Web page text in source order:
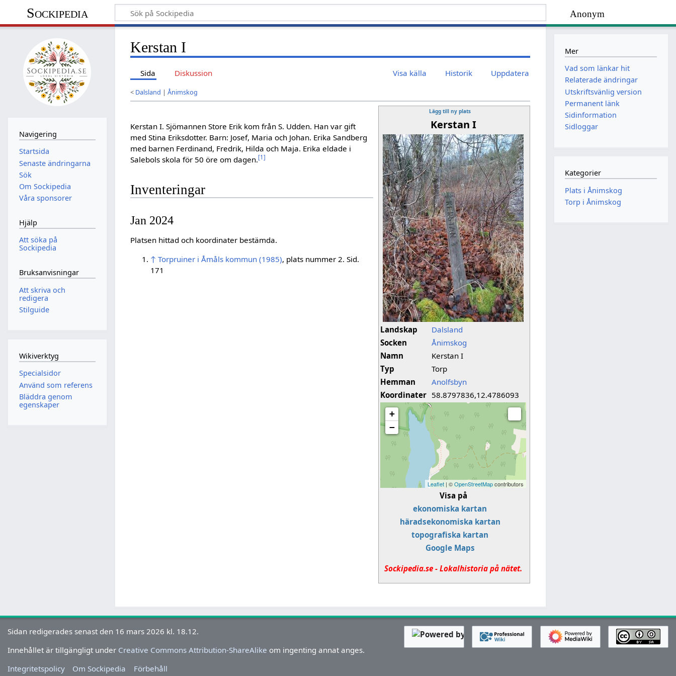
Anonym
Sockipedia
Kerstan I
Sida Diskussion Visa källa Historik Uppdatera
< Dalsland |Ånimskog
Lägg till ny plats
Kerstan I
Landskap
Dalsland
Socken
Ånimskog
Namn
Kerstan I
Typ
Torp
Hemman
Anolfsbyn
Koordinater 58.8797836,12.4786093
+
−
Leaflet | ©OpenStreetMapcontributors
Visa på
ekonomiska kartan
häradsekonomiska kartan
topografiska kartan
Google Maps
Sockipedia.se - Lokalhistoria på nätet.
Kerstan I. Sjömannen Store Erik kom från S. Udden. Han var gift
med Stina Eriksdotter. Barn: Josef, Maria och Johan. Erika Sandberg
med barnen Ferdinand, Fredrik, Hilda och Maja. Erika eldade i
Salebols skola för 50 öre om dagen.[1]
Inventeringar
Jan 2024
Platsen hittad och koordinater bestämda.
↑ Torpruiner i Åmåls kommun (1985), plats nummer 2. Sid.
171
Navigering
Startsida
Senaste ändringarna
Sök
Om Sockipedia
Våra sponsorer
Hjälp
Att söka på
Sockipedia
Bruksanvisningar
Att skriva och
redigera
Stilguide
Wikiverktyg
Specialsidor
Använd som referens
Bläddra genom
egenskaper
Mer
Vad som länkar hit
Relaterade ändringar
Utskriftsvänlig version
Permanent länk
Sidinformation
Sidloggar
Kategorier
Plats i Ånimskog
Torp i Ånimskog
Sidan redigerades senast den 16 mars 2026 kl. 18.12.
Innehållet är tillgängligt under Creative Commons Attribution-ShareAlike om ingenting annat anges.
Integritetspolicy
Om Sockipedia Förbehåll